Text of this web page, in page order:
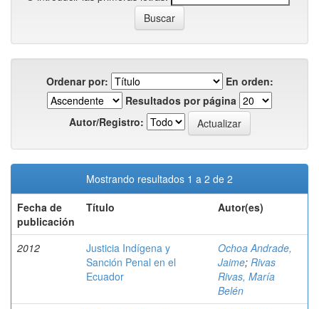
Ordenar por:
En orden:
Resultados por página
Autor/Registro:
Mostrando resultados 1 a 2 de 2
Fecha de
publicación
Título Autor(es)
2012
Justicia Indígena y
Sanción Penal en el
Ecuador
Ochoa Andrade,
Jaime; Rivas
Rivas, María
Belén